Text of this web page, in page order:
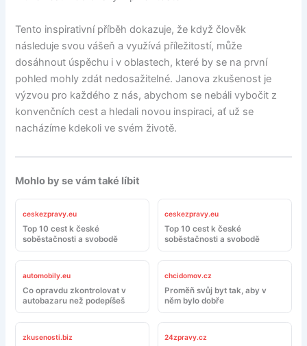
Tento inspirativní příběh dokazuje, že když člověk
následuje svou vášeň a využívá příležitostí, může
dosáhnout úspěchu i v oblastech, které by se na první
pohled mohly zdát nedosažitelné. Janova zkušenost je
výzvou pro každého z nás, abychom se nebáli vybočit z
konvenčních cest a hledali novou inspiraci, ať už se
nacházíme kdekoli ve svém životě.
Mohlo by se vám také líbit
ceskezpravy.eu
Top 10 cest k české
soběstačnosti a svobodě
ceskezpravy.eu
Top 10 cest k české
soběstačnosti a svobodě
automobily.eu
Co opravdu zkontrolovat v
autobazaru než podepíšeš
chcidomov.cz
Proměň svůj byt tak, aby v
něm bylo dobře
zkusenosti.biz 24zpravy.cz